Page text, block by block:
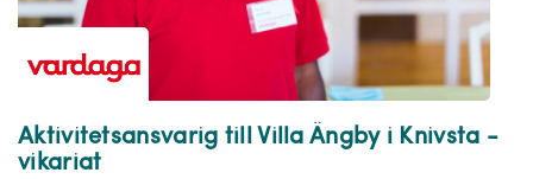
Aktivitetsansvarig till Villa Ängby i Knivsta -
vikariat